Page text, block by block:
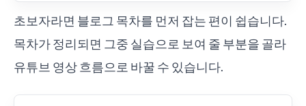
초보자라면 블로그 목차를 먼저 잡는 편이 쉽습니다.
목차가 정리되면 그중 실습으로 보여 줄 부분을 골라
유튜브 영상 흐름으로 바꿀 수 있습니다.